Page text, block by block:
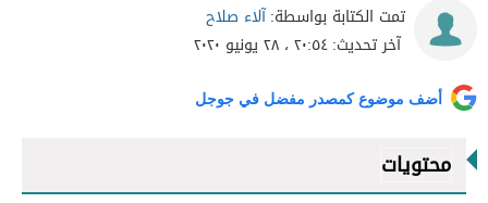
تمت الكتابة بواسطة:آلاء صلاح
آخر تحديث:٢٠:٥٤ ، ٢٨ يونيو ٢٠٢٠
أضف موضوع كمصدر مفضل في جوجل
محتويات